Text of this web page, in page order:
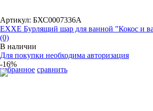
избранное сравнить
Артикул: БХС0007336А
EXXE Бурлящий шар для ванной "Кокос и
(0)
В наличии
Для покупки необходима авторизация
-16%